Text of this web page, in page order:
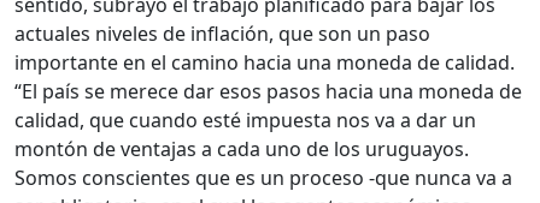
actuales niveles de inflación, que son un paso
importante en el camino hacia una moneda de calidad.
“El país se merece dar esos pasos hacia una moneda de
calidad, que cuando esté impuesta nos va a dar un
montón de ventajas a cada uno de los uruguayos.
Somos conscientes que es un proceso -que nunca va a